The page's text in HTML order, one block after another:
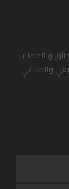
و المظلات
والصناعي